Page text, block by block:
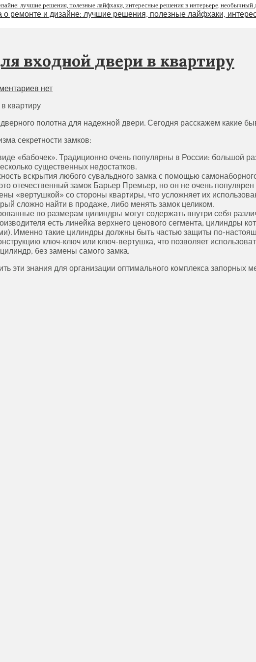
входной двери в квартиру
нет
полотна для надежной двери. Сегодня расскажем какие
секретности замков:
«бабочек». Традиционно очень популярны в России: большой
существенных недостатков.
вскрытия любого сувальдного замка с помощью
отечественный замок Барьер Премьер, но он не очень популярен
«вертушкой» со стороны квартиры, что усложняет их
сложно найти в продаже, либо менять замок целиком.
по размерам цилиндры могут содержать внутри себя
есть линейка верхнего ценового сегмента, цилиндры
Именно такие цилиндры должны быть частью защиты по-
ключ-ключ или ключ-вертушка, что позволяет
без замены самого замка.
эти знания для организации оптимального комплекса запорных